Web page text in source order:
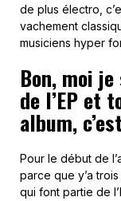
de plus électro,
vachement
musiciens hyper
Bon, moi
de l’EP et
album,
Pour le début de
parce que y’a
qui font partie de